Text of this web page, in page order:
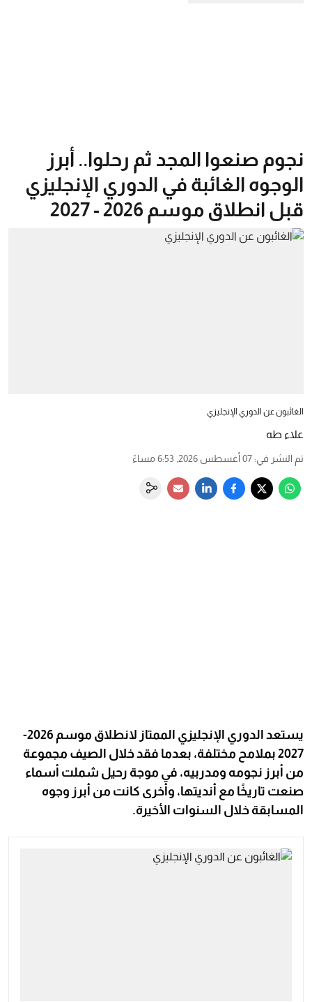
نجوم صنعوا المجد ثم رحلوا.. أبرز
الوجوه الغائبة في الدوري الإنجليزي
قبل انطلاق موسم 2026 - 2027
الغائبون عن الدوري الإنجليزي
علاء طه
تم النشر في: 07 أغسطس 2026, 6:53 مساءً
يستعد الدوري الإنجليزي الممتاز لانطلاق موسم 2026-
2027 بملامح مختلفة، بعدما فقد خلال الصيف مجموعة
من أبرز نجومه ومدربيه، في موجة رحيل شملت أسماء
صنعت تاريخًا مع أنديتها، وأخرى كانت من أبرز وجوه
المسابقة خلال السنوات الأخيرة.